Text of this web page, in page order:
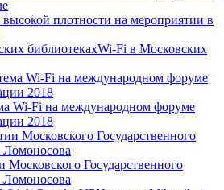
плотности на мероприятии в
Wi-Fi в Московских
Wi-Fi на международном форуме
2018
Государственного
Ломоносова